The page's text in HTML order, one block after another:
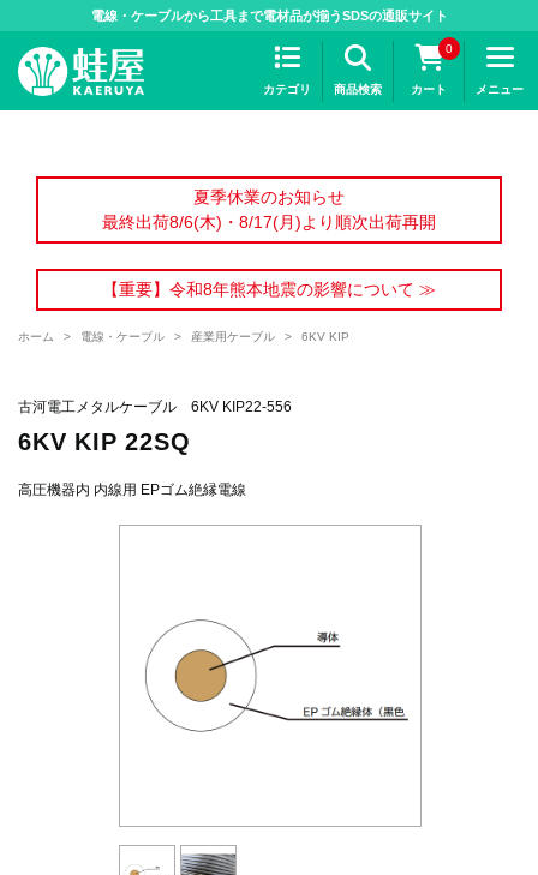
電線・ケーブルから工具まで電材品が揃うSDSの通販サイト
カテゴリ 商品検索
0
カート メニュー
夏季休業のお知らせ
最終出荷8/6(木)・8/17(月)より順次出荷再開
【重要】令和8年熊本地震の影響について ≫
ホーム > 電線・ケーブル > 産業用ケーブル > 6KV KIP
古河電工メタルケーブル 6KV KIP22-556
6KV KIP 22SQ
高圧機器内 内線用 EPゴム絶縁電線